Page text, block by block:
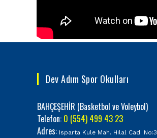
Dev Adım Spor Okulları
BAHÇEŞEHİR (Basketbol ve Voleybol)
Telefon: 0 (554) 499 43 23
Adres: Isparta Kule Mah. Hilal Cad. No:3